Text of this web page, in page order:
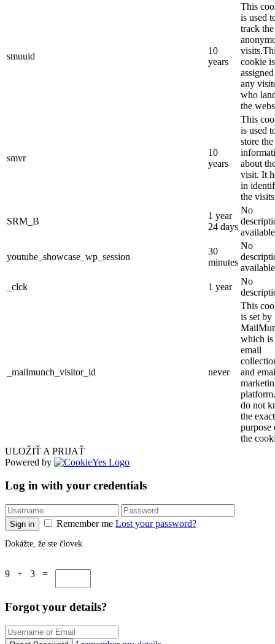
smuuid
10
years
This
is used
track the
cookie is
any
who
the
smvr
10
years
This
is used
store the
about
visit. It
in
the
SRM_B
1 year
24 days
No
youtube_showcase_wp_session
30
minutes
No
_clck
1 year
No
_mailmunch_visitor_id never
This
is set by
which is
email
and
do not
the exact
purpose
the
ULOŽIŤ A PRIJAŤ
Powered by
Log in with your credentials
Sign in Remember me Lost your password?
Dokážte, že ste človek
9 + 3 =
Forgot your details?